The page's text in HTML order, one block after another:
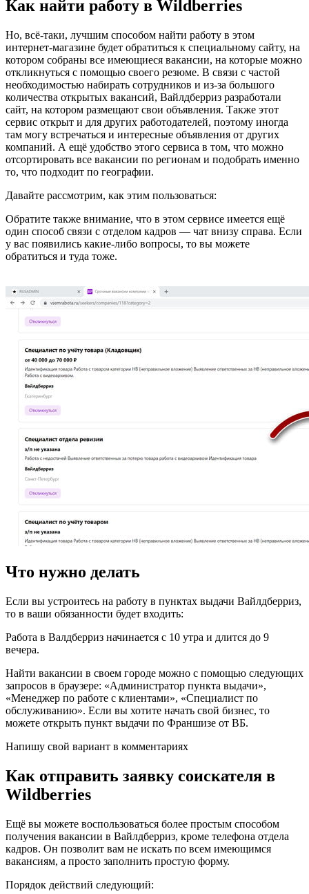
Как найти работу в Wildberries
Но, всё-таки, лучшим способом найти работу в этом
интернет-магазине будет обратиться к специальному сайту, на
котором собраны все имеющиеся вакансии, на которые можно
откликнуться с помощью своего резюме. В связи с частой
необходимостью набирать сотрудников и из-за большого
количества открытых вакансий, Вайлдберриз разработали
сайт, на котором размещают свои объявления. Также этот
сервис открыт и для других работодателей, поэтому иногда
там могу встречаться и интересные объявления от других
компаний. А ещё удобство этого сервиса в том, что можно
отсортировать все вакансии по регионам и подобрать именно
то, что подходит по географии.
Давайте рассмотрим, как этим пользоваться:
Обратите также внимание, что в этом сервисе имеется ещё
один способ связи с отделом кадров — чат внизу справа. Если
у вас появились какие-либо вопросы, то вы можете
обратиться и туда тоже.
Что нужно делать
Если вы устроитесь на работу в пунктах выдачи Вайлдберриз,
то в ваши обязанности будет входить:
Работа в Валдберриз начинается с 10 утра и длится до 9
вечера.
Найти вакансии в своем городе можно с помощью следующих
запросов в браузере: «Администратор пункта выдачи»,
«Менеджер по работе с клиентами», «Специалист по
обслуживанию». Если вы хотите начать свой бизнес, то
можете открыть пункт выдачи по Франшизе от ВБ.
Напишу свой вариант в комментариях
Как отправить заявку соискателя в
Wildberries
Ещё вы можете воспользоваться более простым способом
получения вакансии в Вайлдберриз, кроме телефона отдела
кадров. Он позволит вам не искать по всем имеющимся
вакансиям, а просто заполнить простую форму.
Порядок действий следующий: